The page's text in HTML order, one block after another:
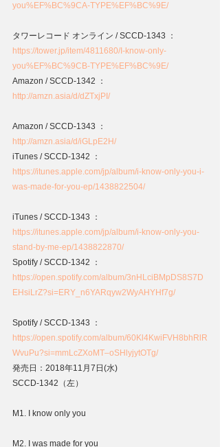
you%EF%BC%9CA-TYPE%EF%BC%9E/
タワーレコード オンライン / SCCD-1343 ：
https://tower.jp/item/4811680/I-know-only-
you%EF%BC%9CB-TYPE%EF%BC%9E/
Amazon / SCCD-1342 ：
http://amzn.asia/d/dZTxjPI/
Amazon / SCCD-1343 ：
http://amzn.asia/d/iGLpE2H/
iTunes / SCCD-1342 ：
https://itunes.apple.com/jp/album/i-know-only-you-i-
was-made-for-you-ep/1438822504/
iTunes / SCCD-1343 ：
https://itunes.apple.com/jp/album/i-know-only-you-
stand-by-me-ep/1438822870/
Spotify / SCCD-1342 ：
https://open.spotify.com/album/3nHLciBMpDS8S7D
EHsiLrZ?si=ERY_n6YARqyw2WyAHYHf7g/
Spotify / SCCD-1343 ：
https://open.spotify.com/album/60Kl4KwiFVH8bhRlR
WvuPu?si=mmLcZXoMT–oSHlyjytOTg/
発売日：2018年11月7日(水)
SCCD-1342（左）
M1. I know only you
M2. I was made for you